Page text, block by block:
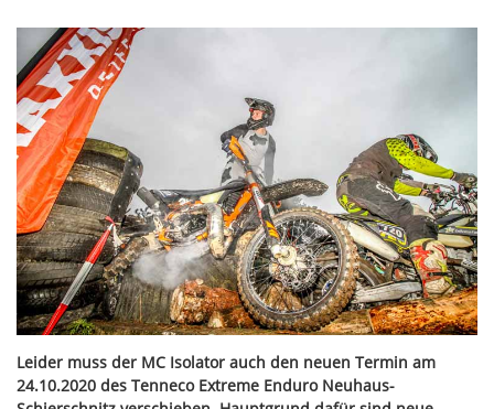
Leider muss der MC Isolator auch den neuen Termin am
24.10.2020 des Tenneco Extreme Enduro Neuhaus-